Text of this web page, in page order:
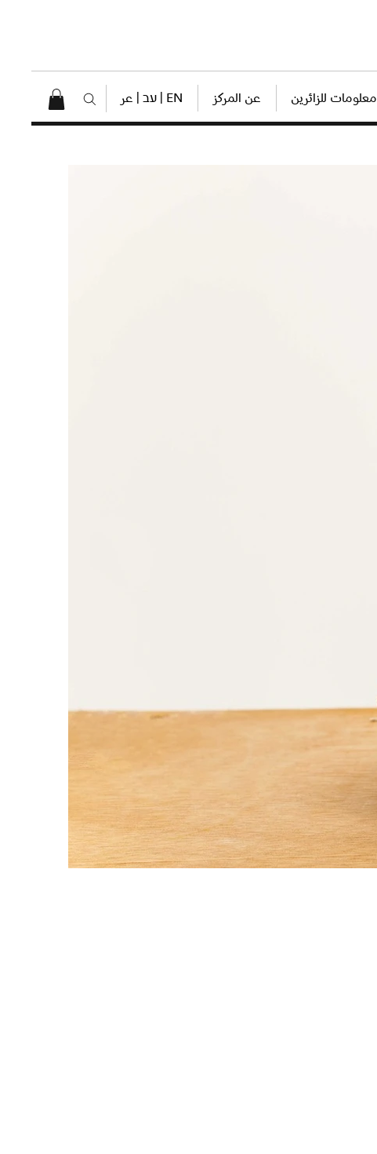
معلومات للزائرين عن المركز EN | עב | عر